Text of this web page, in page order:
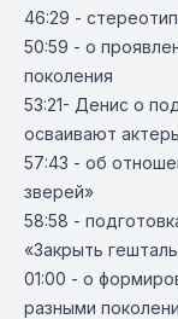
46:29 -
50:59 - о
поколения
53:21- Денис о
осваивают
57:43 - об
зверей»
58:58 -
«Закрыть
01:00 - о
разными